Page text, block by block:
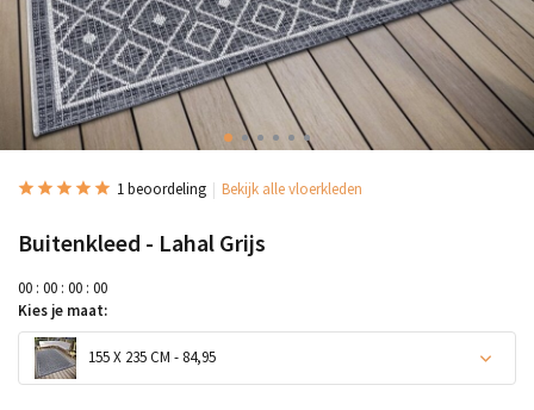
1 beoordeling Bekijk alle vloerkleden
Buitenkleed - Lahal Grijs
00 : 00 : 00 : 00
Kies je maat:
155 X 235 CM - 84,95